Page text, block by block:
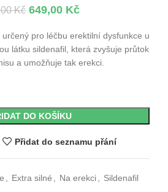
Kč 649,00 Kč
pro léčbu erektilní dysfunkce u
látku sildenafil, která zvyšuje průtok
a umožňuje tak erekci.
DO KOŠÍKU
Přidat do seznamu přání
Extra silné Na erekci
Sildenafil